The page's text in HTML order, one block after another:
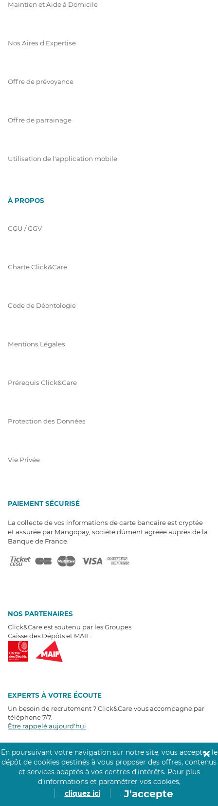
Maintien et Aide à Domicile
Nos Aires d'Expertise
Offre de prévoyance
Offre de parrainage
Utilisation de l'application mobile
À PROPOS
CGU / GGV
Charte Click&Care
Code de Déontologie
Mentions Légales
Prérequis Click&Care
Protection des Données
Vie Privée
PAIEMENT SÉCURISÉ
La collecte de vos informations de carte bancaire est cryptée
et assurée par Mangopay, société dûment agréée auprès de la
Banque de France.
NOS PARTENAIRES
Click&Care est soutenu par les Groupes
Caisse des Dépôts et MAIF.
EXPERTS À VOTRE ÉCOUTE
Un besoin de recrutement ? Click&Care vous accompagne par
téléphone 7/7
Être rappelé aujourd'hui
T ÉMOIGNAGES CLIENTS
4,6/5
Avis clients récoltés sur
Google
En poursuivant votre navigation sur notre site, vous acceptez le
dépôt de cookies destinés à vous proposer des offres, contenus
et services adaptés à vos centres d’intérêts. Pour plus
d’informations et paramétrer vos cookies,
cliquez ici
. J'accepte
✕